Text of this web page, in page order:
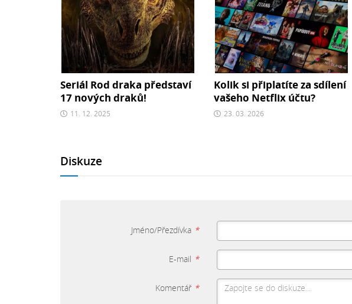
Seriál Rod draka představí
17 nových draků!
11. 12. 2025
Kolik si připlatíte za sdílení
vašeho Netflix účtu?
23. 03. 2026
Diskuze
Jméno/Přezdívka *
E-mail *
Komentář *